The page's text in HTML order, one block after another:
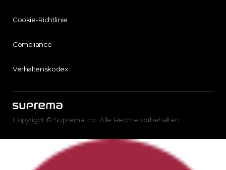
Cookie-Richtlinie
Compliance
Verhaltenskodex
Copyright © Suprema Inc. Alle Rechte vorbehalten.